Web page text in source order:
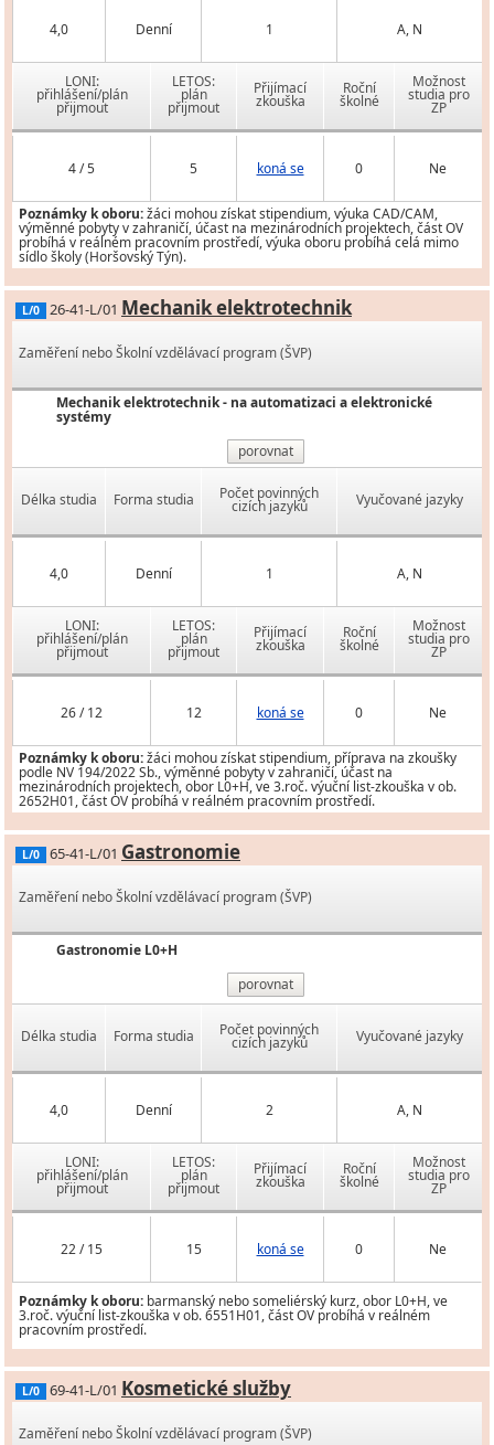
4,0 Denní 1 A, N
LONI:
přihlášení/plán
přijmout
LETOS:
plán
přijmout
Přijímací
zkouška
Roční
školné
Možnost
studia pro
ZP
4 / 5 5 koná se 0 Ne
Poznámky k oboru:žáci mohou získat stipendium, výuka CAD/CAM,
výměnné pobyty v zahraničí, účast na mezinárodních projektech, část OV
probíhá v reálném pracovním prostředí, výuka oboru probíhá celá mimo
sídlo školy (Horšovský Týn).
L/0 26-41-L/01 Mechanik elektrotechnik
Zaměření nebo Školní vzdělávací program (ŠVP)
Mechanik elektrotechnik - na automatizaci a elektronické
systémy
porovnat
Délka studia Forma studia Počet povinných
cizích jazyků Vyučované jazyky
4,0 Denní 1 A, N
LONI:
přihlášení/plán
přijmout
LETOS:
plán
přijmout
Přijímací
zkouška
Roční
školné
Možnost
studia pro
ZP
26 / 12 12 koná se 0 Ne
Poznámky k oboru:žáci mohou získat stipendium, příprava na zkoušky
podle NV 194/2022 Sb., výměnné pobyty v zahraničí, účast na
mezinárodních projektech, obor L0+H, ve 3.roč. výuční list-zkouška v ob.
2652H01, část OV probíhá v reálném pracovním prostředí.
L/0 65-41-L/01 Gastronomie
Zaměření nebo Školní vzdělávací program (ŠVP)
Gastronomie L0+H
porovnat
Délka studia Forma studia Počet povinných
cizích jazyků Vyučované jazyky
4,0 Denní 2 A, N
LONI:
přihlášení/plán
přijmout
LETOS:
plán
přijmout
Přijímací
zkouška
Roční
školné
Možnost
studia pro
ZP
22 / 15 15 koná se 0 Ne
Poznámky k oboru: barmanský nebo someliérský kurz, obor L0+H, ve
3.roč. výuční list-zkouška v ob. 6551H01, část OV probíhá v reálném
pracovním prostředí.
L/0 69-41-L/01 Kosmetické služby
Zaměření nebo Školní vzdělávací program (ŠVP)